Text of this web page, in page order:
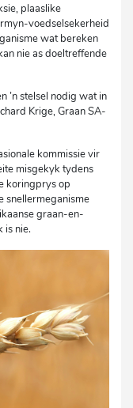
plaaslike
voedselsekerheid
wat bereken
nie as doeltreffende
’n stelsel nodig wat in
Krige, Graan SA-
kommissie vir
misgekyk tydens
koringprys op
snellermeganisme
graan-en-
is nie.